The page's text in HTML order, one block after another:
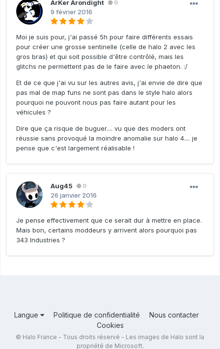
ArKer Arondight 0
9 février 2016
Moi je suis pour, j'ai passé 5h pour faire différents essais
pour créer une grosse sentinelle (celle de halo 2 avec les
gros bras) et qui soit possible d'être contrôlé, mais les
glitchs ne permettent pas de le faire avec le phaeton. :/
Et de ce que j'ai vu sur les autres avis, j'ai envie de dire que
pas mal de map funs ne sont pas dans le style halo alors
pourquoi ne pouvont nous pas faire autant pour les
véhicules ?
Dire que ça risque de buguer.... vu que des moders ont
réussie sans provoqué la moindre anomalie sur halo 4.... je
pense que c'est largement réalisable !
Aug45 0
26 janvier 2016
Je pense effectivement que ce serait dur à mettre en place.
Mais bon, certains moddeurs y arrivent alors pourquoi pas
343 Industries ?
Langue Politique de confidentialité
Nous contacter
Cookies
© Halo France - Tous droits réservé - Les images de Halo sont la
propriété de Microsoft.